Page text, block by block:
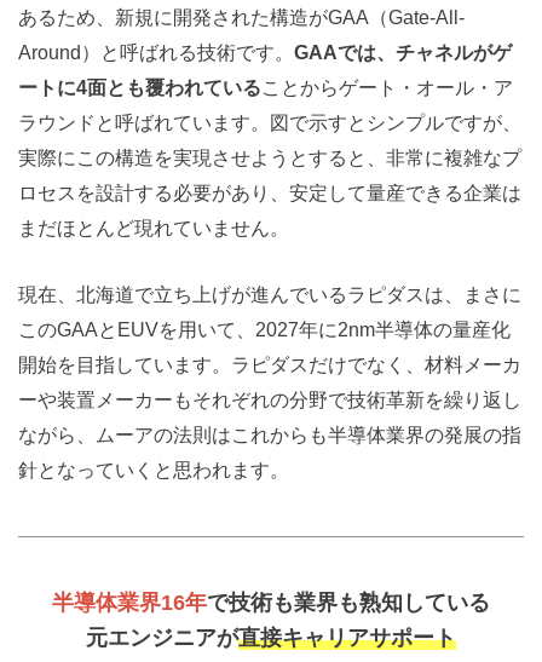
あるため、新規に開発された構造がGAA（Gate-All-
Around）と呼ばれる技術です。 GAAでは、チャネルがゲ
ートに4面とも覆われていることからゲート・オール・ア
ラウンドと呼ばれています。図で示すとシンプルですが、
実際にこの構造を実現させようとすると、非常に複雑なプ
ロセスを設計する必要があり、安定して量産できる企業は
まだほとんど現れていません。
現在、北海道で立ち上げが進んでいるラピダスは、まさに
このGAAとEUVを用いて、2027年に2nm半導体の量産化
開始を目指しています。ラピダスだけでなく、材料メーカ
ーや装置メーカーもそれぞれの分野で技術革新を繰り返し
ながら、ムーアの法則はこれからも半導体業界の発展の指
針となっていくと思われます。
半導体業界16年で技術も業界も熟知している
元エンジニアが直接キャリアサポート